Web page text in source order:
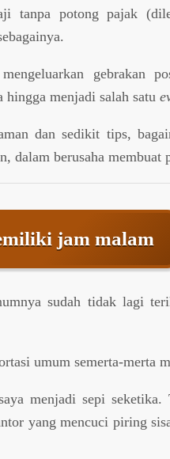
tanpa potong pajak
gebrakan
hingga menjadi salah satu
dan sedikit tips,
dalam berusaha membuat
jam malam
sudah tidak lagi
umum semerta-merta
menjadi sepi
yang mencuci piring